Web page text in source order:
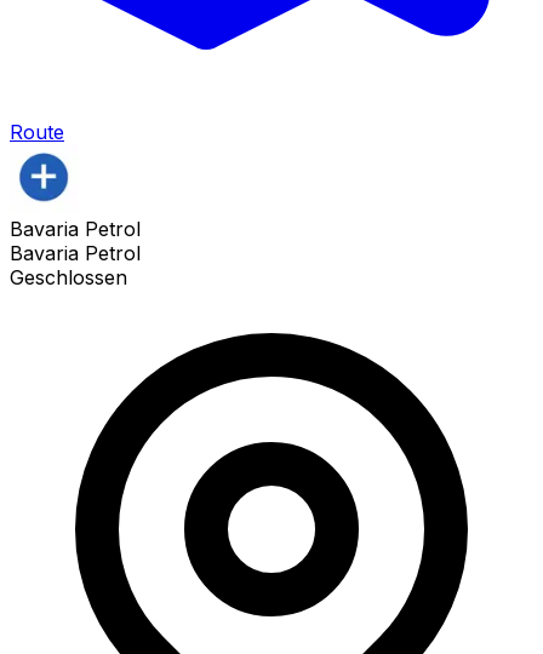
Route
Bavaria Petrol
Bavaria Petrol
Geschlossen